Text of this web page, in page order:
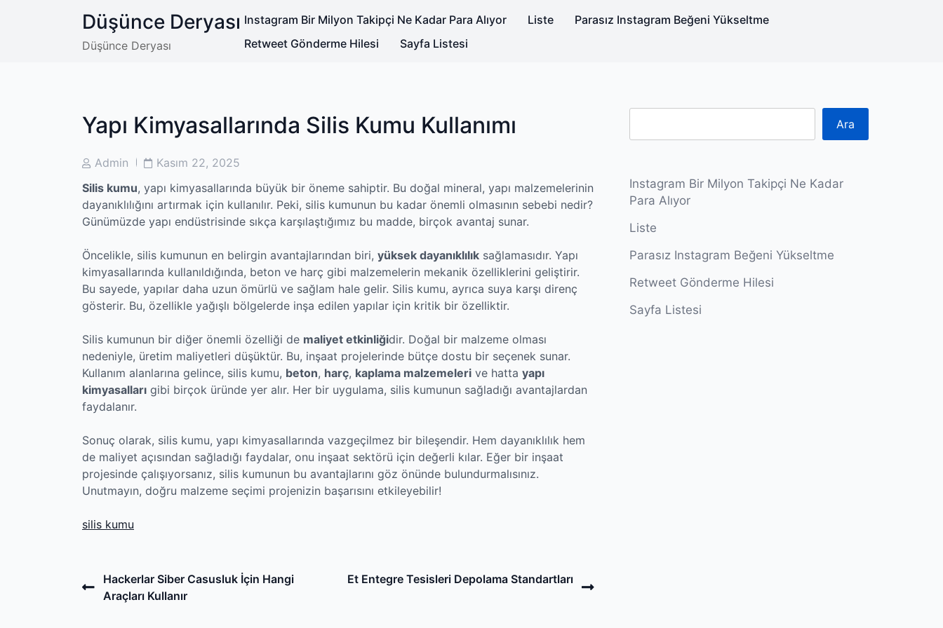
Düşünce Deryası
Düşünce Deryası
Instagram Bir Milyon Takipçi Ne Kadar Para Alıyor Liste
Parasız Instagram Beğeni Yükseltme
Retweet Gönderme Hilesi
Sayfa Listesi
Yapı Kimyasallarında Silis Kumu Kullanımı
PostAdmin
PostKasım 22, 2025
Silis kumu, yapı kimyasallarında büyük bir öneme sahiptir. Bu doğal mineral, yapı malzemelerinin
dayanıklılığını artırmak için kullanılır. Peki, silis kumunun bu kadar önemli olmasının sebebi nedir?
Günümüzde yapı endüstrisinde sıkça karşılaştığımız bu madde, birçok avantaj sunar.
Öncelikle, silis kumunun en belirgin avantajlarından biri, yüksek dayanıklılık sağlamasıdır. Yapı
kimyasallarında kullanıldığında, beton ve harç gibi malzemelerin mekanik özelliklerini geliştirir.
Bu sayede, yapılar daha uzun ömürlü ve sağlam hale gelir. Silis kumu, ayrıca suya karşı direnç
gösterir. Bu, özellikle yağışlı bölgelerde inşa edilen yapılar için kritik bir özelliktir.
Silis kumunun bir diğer önemli özelliği de maliyet etkinliğidir. Doğal bir malzeme olması
nedeniyle, üretim maliyetleri düşüktür. Bu, inşaat projelerinde bütçe dostu bir seçenek sunar.
Kullanım alanlarına gelince, silis kumu, beton, harç, kaplama malzemeleri ve hatta yapı
kimyasalları gibi birçok üründe yer alır. Her bir uygulama, silis kumunun sağladığı avantajlardan
faydalanır.
Sonuç olarak, silis kumu, yapı kimyasallarında vazgeçilmez bir bileşendir. Hem dayanıklılık hem
de maliyet açısından sağladığı faydalar, onu inşaat sektörü için değerli kılar. Eğer bir inşaat
projesinde çalışıyorsanız, silis kumunun bu avantajlarını göz önünde bulundurmalısınız.
Unutmayın, doğru malzeme seçimi projenizin başarısını etkileyebilir!
silis kumu
Post
navigation
Previous
Post
Hackerlar Siber Casusluk İçin Hangi
Araçları Kullanır
Et Entegre Tesisleri Depolama Standartları
Ara
Instagram Bir Milyon Takipçi Ne Kadar
Para Alıyor
Liste
Parasız Instagram Beğeni Yükseltme
Retweet Gönderme Hilesi
Sayfa Listesi